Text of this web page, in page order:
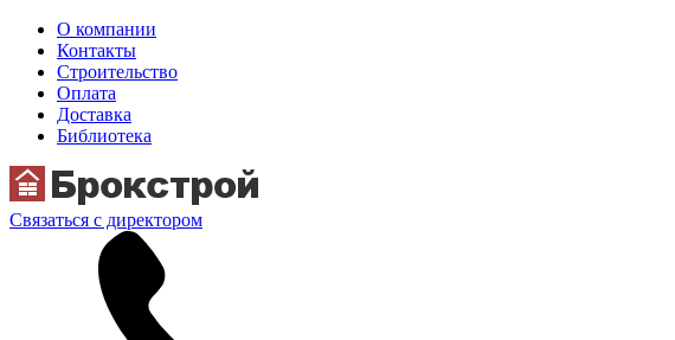
О компании
Контакты
Строительство
Оплата
Доставка
Библиотека
Связаться с директором